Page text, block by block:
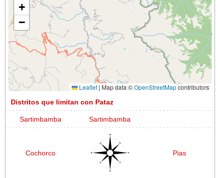
+
−
Leaflet | Map data ©OpenStreetMapcontributors
Distritos que limitan con Pataz
Sartimbamba Sartimbamba
Cochorco Pias